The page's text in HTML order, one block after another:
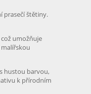
prasečí štětiny.
umožňuje
hustou barvou,
k přírodním